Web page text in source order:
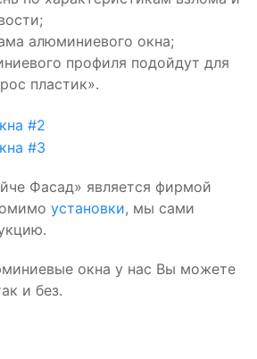
алюминиевого окна;
профиля подойдут для
пластик».
Фасад» является фирмой
установки, мы сами
окна у нас Вы можете
и без.